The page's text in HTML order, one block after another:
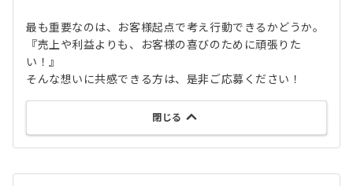
最も重要なのは、お客様起点で考え行動できるかどうか。
『売上や利益よりも、お客様の喜びのために頑張りた
い！』
そんな想いに共感できる方は、是非ご応募ください！
閉じる